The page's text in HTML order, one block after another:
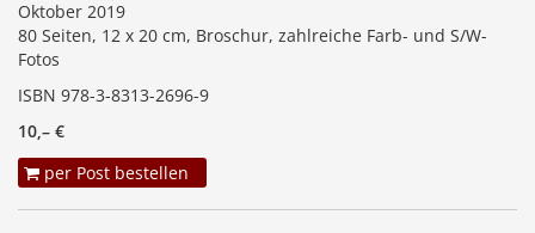
Oktober 2019
80 Seiten, 12 x 20 cm, Broschur, zahlreiche Farb- und S/W-
Fotos
ISBN 978-3-8313-2696-9
10,– €
per Post bestellen